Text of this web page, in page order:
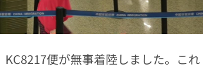
便が無事着陸しました。これ